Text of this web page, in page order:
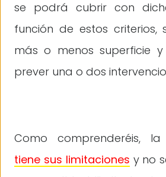
se podrá cubrir con
función de estos
más o menos superficie
prever una o dos
Como comprenderéis, la
tiene sus limitaciones y no